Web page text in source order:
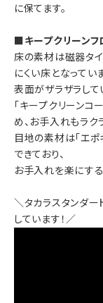
に保てます。
■キープクリーンフ
床の素材は磁器タ
にくい床となってい
表面がザラザラして
「キープクリーンコ
め、お手入れもラク
目地の素材は「エ
できており、
お手入れを楽にす
＼タカラスタンダー
しています！／